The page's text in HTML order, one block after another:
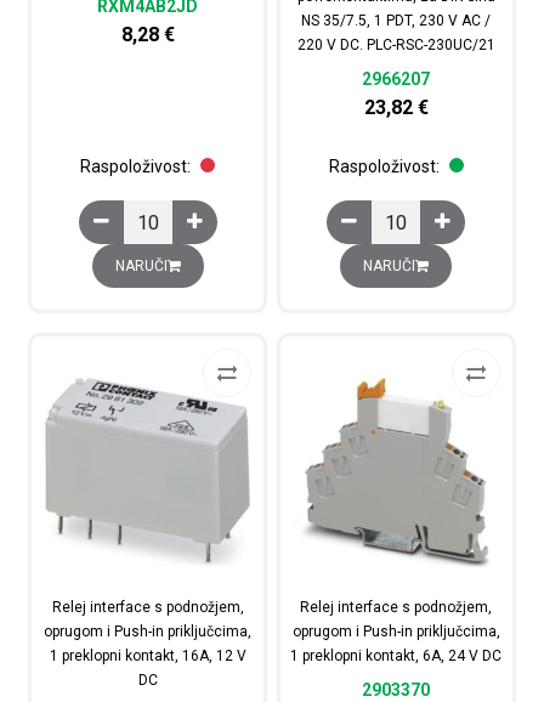
RXM4AB2JD
8,28 €
Raspoloživost:
Minijaturni utični relej Zelio RXM, 4 preklopna kontakta,
NARUČI
NS 35/7.5, 1 PDT, 230 V AC /
220 V DC. PLC-RSC-230UC/21
2966207
23,82 €
Raspoloživost:
PLC relej, s bazom
NARUČI
Relej interface s podnožjem,
oprugom i Push-in priključcima,
1 preklopni kontakt, 16A, 12 V
DC
Relej interface s podnožjem,
oprugom i Push-in priključcima,
1 preklopni kontakt, 6A, 24 V DC
2903370